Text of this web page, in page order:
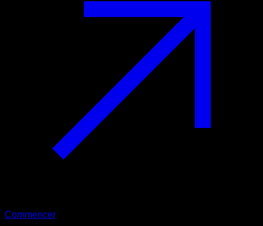
Commencer